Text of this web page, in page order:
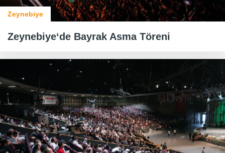
Zeynebiye
Zeynebiye‘de Bayrak Asma Töreni